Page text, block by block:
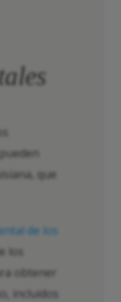
que
de los
los
obtener
incluidos